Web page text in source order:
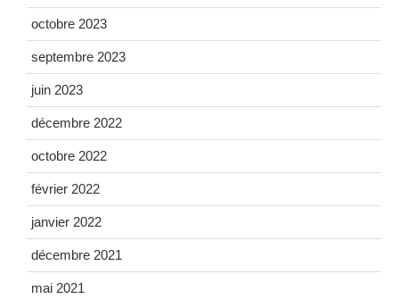
octobre 2023
septembre 2023
juin 2023
décembre 2022
octobre 2022
février 2022
janvier 2022
décembre 2021
mai 2021